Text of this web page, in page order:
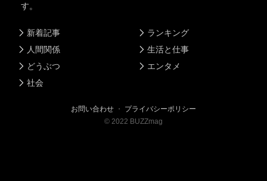
す。
新着記事
人間関係
どうぶつ
社会
ランキング
生活と仕事
エンタメ
お問い合わせ ・ プライバシーポリシー
© 2022 BUZZmag